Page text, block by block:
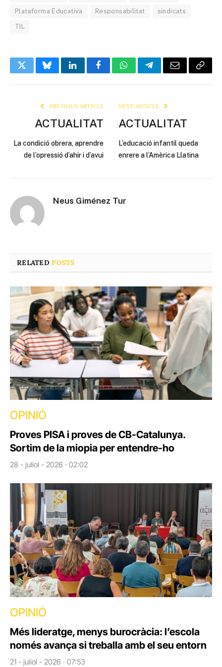
Plataforma Educativa Responsabilitat sindicats
TIL
TwitterBlueskyLinkedInFacebookWhatsAppTelegramEmail Copy
PREVIOUS ARTICLE
ACTUALITAT
La condició obrera, aprendre
de l’opressió d’ahir i d’avui
NEXT ARTICLE
ACTUALITAT
L’educació infantil queda
enrere a l’Amèrica Llatina
Neus Giménez Tur
RELATEDPOSTS
OPINIÓ
Proves PISA i proves de CB-Catalunya.
Sortim de la miopia per entendre-ho
28 - juliol - 2026 · 02:02
OPINIÓ
Més lideratge, menys burocràcia: l’escola
només avança si treballa amb el seu entorn
21 - juliol - 2026 · 07:53